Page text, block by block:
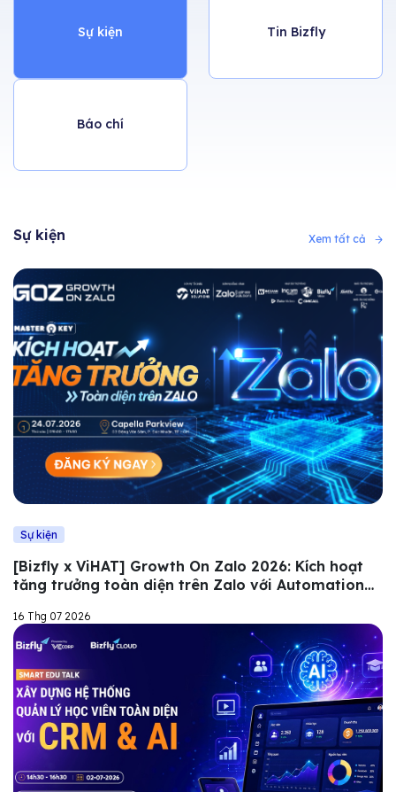
Sự kiện Tin Bizfly
Báo chí
Sự kiện Xem tất cả
Sự kiện
[Bizfly x ViHAT] Growth On Zalo 2026: Kích hoạt
tăng trưởng toàn diện trên Zalo với Automation
16 Thg 07 2026